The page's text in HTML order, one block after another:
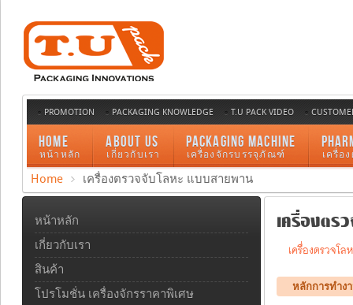
PROMOTION PACKAGING KNOWLEDGE T.U PACK VIDEO
HOME
หน้าหลัก
ABOUT US
เกี่ยวกับเรา
PACKAGING MACHINE
เครื่องจักรบรรจุภัณฑ์ เครื่อ
Home เครื่องตรวจจับโลหะ แบบสายพาน
เครื่องตรวจ
เครื่องตรวจโล
หลักการทำง
หน้าหลัก
เกี่ยวกับเรา
สินค้า
โปรโมชั่น เครื่องจักรราคาพิเศษ